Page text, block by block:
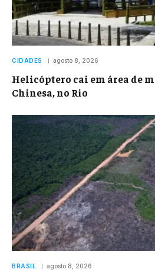
CIDADES agosto 8, 2026
Helicóptero cai em área de
Chinesa, no Rio
BRASIL agosto 8, 2026